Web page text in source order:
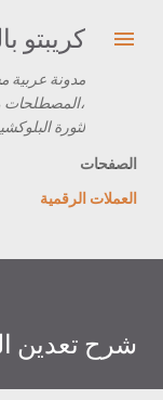
كريبتو
مدونة عربية
،المصطلحات
لثورة
الصفحات
العملات الرقمية
شرح تعدين